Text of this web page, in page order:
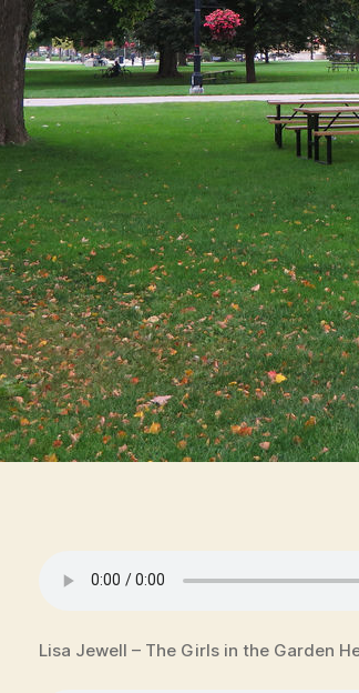
Lisa Jewell – The Girls in the Garden